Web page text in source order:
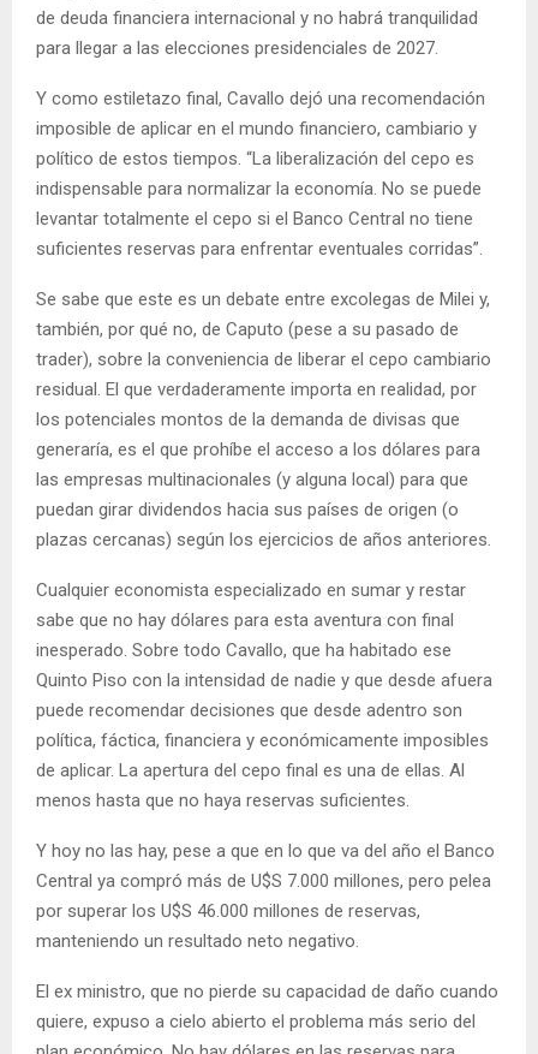
de deuda financiera internacional y no habrá tranquilidad
para llegar a las elecciones presidenciales de 2027.
Y como estiletazo final, Cavallo dejó una recomendación
imposible de aplicar en el mundo financiero, cambiario y
político de estos tiempos. “La liberalización del cepo es
indispensable para normalizar la economía. No se puede
levantar totalmente el cepo si el Banco Central no tiene
suficientes reservas para enfrentar eventuales corridas”.
Se sabe que este es un debate entre excolegas de Milei y,
también, por qué no, de Caputo (pese a su pasado de
trader), sobre la conveniencia de liberar el cepo cambiario
residual. El que verdaderamente importa en realidad, por
los potenciales montos de la demanda de divisas que
generaría, es el que prohíbe el acceso a los dólares para
las empresas multinacionales (y alguna local) para que
puedan girar dividendos hacia sus países de origen (o
plazas cercanas) según los ejercicios de años anteriores.
Cualquier economista especializado en sumar y restar
sabe que no hay dólares para esta aventura con final
inesperado. Sobre todo Cavallo, que ha habitado ese
Quinto Piso con la intensidad de nadie y que desde afuera
puede recomendar decisiones que desde adentro son
política, fáctica, financiera y económicamente imposibles
de aplicar. La apertura del cepo final es una de ellas. Al
menos hasta que no haya reservas suficientes.
Y hoy no las hay, pese a que en lo que va del año el Banco
Central ya compró más de U$S 7.000 millones, pero pelea
por superar los U$S 46.000 millones de reservas,
manteniendo un resultado neto negativo.
El ex ministro, que no pierde su capacidad de daño cuando
quiere, expuso a cielo abierto el problema más serio del